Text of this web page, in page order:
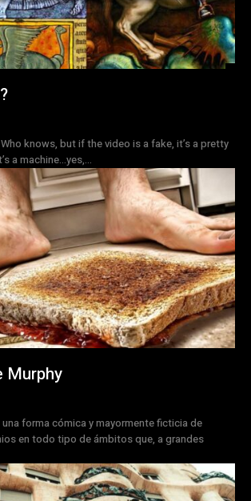
knows, but if the video is a fake, it’s a pretty
a machine…yes,...
Murphy
una forma cómica y mayormente ficticia de
en todo tipo de ámbitos que, a grandes